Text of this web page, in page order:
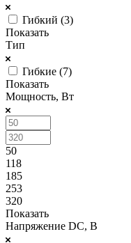
Гибкий (3)
Показать
Тип
Гибкие (7)
Показать
Мощность, Вт
50
118
185
253
320
Показать
Напряжение DC, В